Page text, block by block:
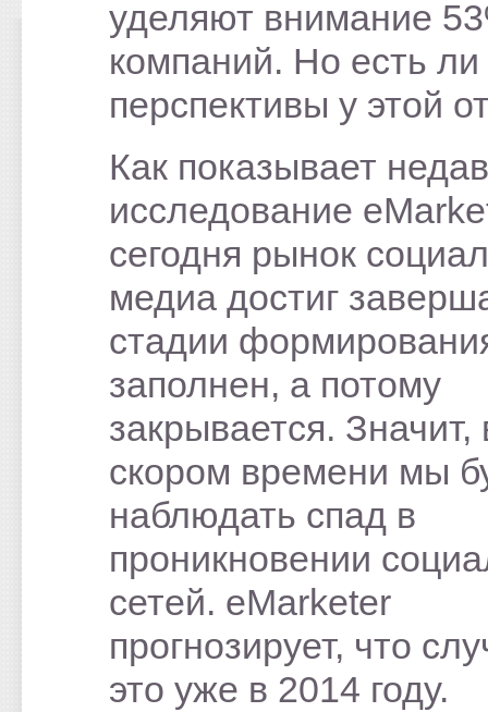
уделяют внимание
компаний. Но есть ли
перспективы у этой
Как показывает
исследование
сегодня рынок
медиа достиг
стадии
заполнен, а потому
закрывается. Значит,
скором времени мы
наблюдать спад в
проникновении
сетей. eMarketer
прогнозирует, что
это уже в 2014 году.